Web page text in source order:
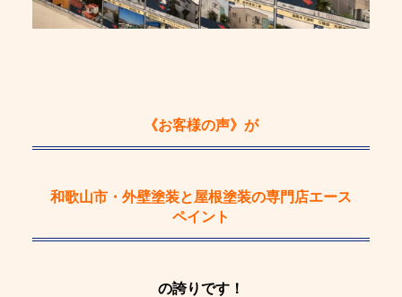
《お客様の声》 が
和歌山市・外壁塗装と屋根塗装の専門店エース
ペイント
の誇りです！